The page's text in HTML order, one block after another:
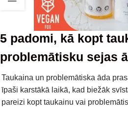
5 padomi, kā kopt
problemātisku sejas
Taukaina un problemātiska āda
īpaši karstākā laikā, kad biežāk
pareizi kopt taukainu vai